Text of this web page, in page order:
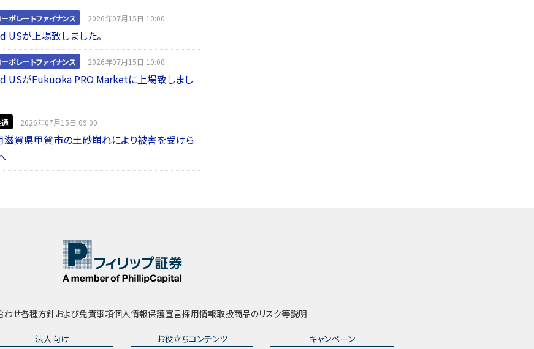
ーポレートファイナンス 2026年07月15日 10:00
USが上場致しました。
ーポレートファイナンス 2026年07月15日 10:00
USがFukuoka PRO Marketに上場致しまし
2026年07月15日 09:00
滋賀県甲賀市の土砂崩れにより被害を受けら
わせ各種方針および免責事項個人情報保護宣言採用情報取扱商品のリスク等説明
法人向け
お役立ちコンテンツ
キャンペーン